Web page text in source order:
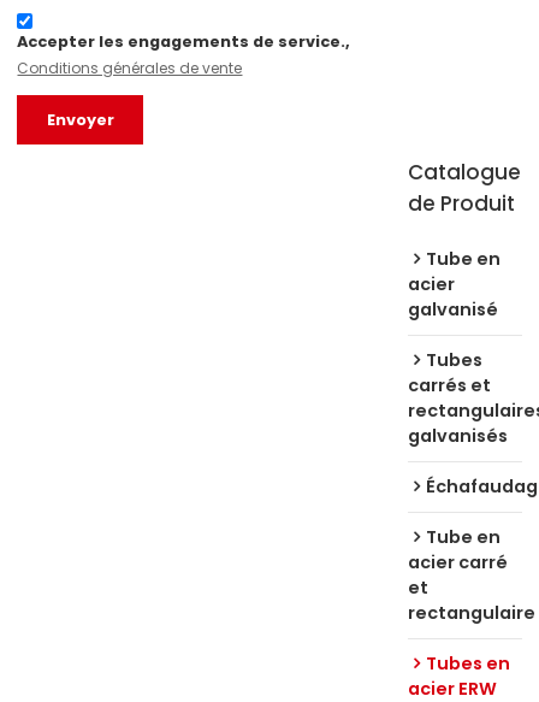
Accepter les engagements de service.,
Conditions générales de vente
Envoyer
Catalogue
de Produit
Tube en
acier
galvanisé
Tubes
carrés et
galvanisés
Tube en
acier carré
et
rectangulaire
Tubes en
acier ERW